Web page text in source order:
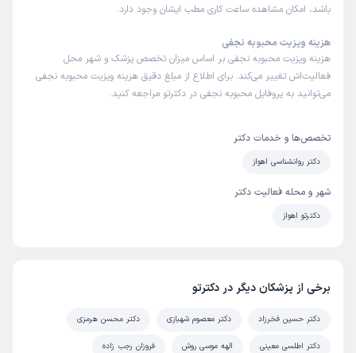
باشد، امکان مشاهده ساعت کاری مطب ایشان وجود دارد.
هزینه ویزیت محبوبه نجفی
هزینه ویزیت محبوبه نجفی بر اساس میزان تخصص پزشک و شهر محل
فعالیت‌اش تغییر می‌کند. برای اطلاع از مبلغ دقیق هزینه ویزیت محبوبه نجفی
می‌توانید به پروفایل محبوبه نجفی در دکترتو مراجعه کنید.
تخصص‌ها و خدمات دکتر
دکتر روانشناسی اهواز
شهر و محله فعالیت دکتر
دکترتو اهواز
برخی از پزشکان دیگر در دکترتو
دکتر حسین فخرزاد دکتر معصوم شهبازی دکتر محسن هرمزی
دکتر اطلسی معینی الهه موسی روش فروزان رجب زاده